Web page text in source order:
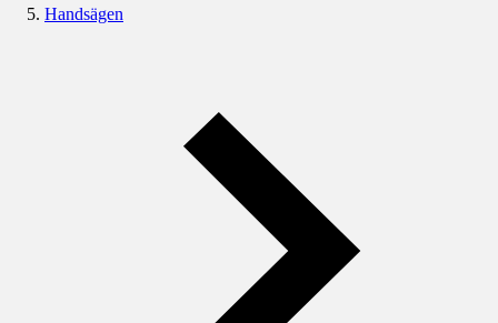
Handsägen